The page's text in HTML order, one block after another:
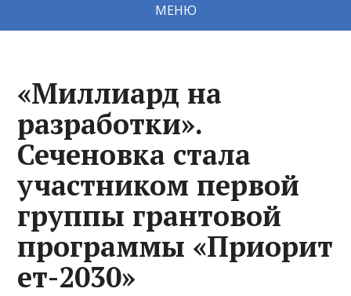
МЕНЮ
«Миллиард на
разработки».
Сеченовка стала
участником первой
группы грантовой
программы «Приорит
ет-2030»